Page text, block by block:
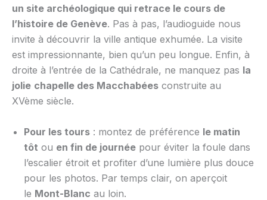
un site archéologique qui retrace le cours de
l’histoire de Genève. Pas à pas, l’audioguide nous
invite à découvrir la ville antique exhumée. La visite
est impressionnante, bien qu’un peu longue. Enfin, à
droite à l’entrée de la Cathédrale, ne manquez pas la
jolie chapelle des Macchabées construite au
XVème siècle.
Pour les tours : montez de préférence le matin
tôt ou en fin de journée pour éviter la foule dans
l’escalier étroit et profiter d’une lumière plus douce
pour les photos. Par temps clair, on aperçoit
le Mont-Blanc au loin.